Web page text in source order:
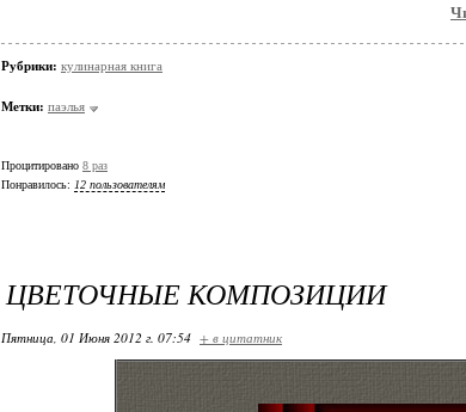
Рубрики: кулинарная книга
Метки: паэлья
Процитировано 8 раз
Понравилось: 12 пользователям
ЦВЕТОЧНЫЕ КОМПОЗИЦИИ
Пятница, 01 Июня 2012 г. 07:54 + в цитатник